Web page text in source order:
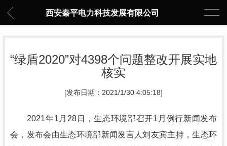
西安秦平电力科技发展有限公司
“绿盾2020”对4398个问题整改开展实地
核实
[发布日期：2021/1/30 4:05:18]
2021年1月28日，生态环境部召开1月例行新闻发布
会，发布会由生态环境部新闻发言人刘友宾主持，生态环